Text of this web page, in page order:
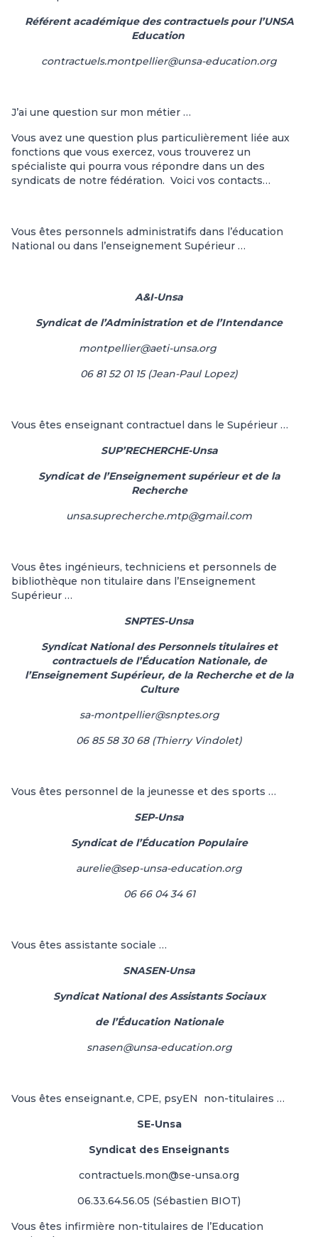
Référent académique des contractuels pour l’UNSA
Education
contractuels.montpellier@unsa-education.org
J’ai une question sur mon métier …
Vous avez une question plus particulièrement liée aux
fonctions que vous exercez, vous trouverez un
spécialiste qui pourra vous répondre dans un des
syndicats de notre fédération. Voici vos contacts…
Vous êtes personnels administratifs dans l’éducation
National ou dans l’enseignement Supérieur …
A&I-Unsa
Syndicat de l’Administration et de l’Intendance
montpellier@aeti-unsa.org
06 81 52 01 15 (Jean-Paul Lopez)
Vous êtes enseignant contractuel dans le Supérieur …
SUP’RECHERCHE-Unsa
Syndicat de l’Enseignement supérieur et de la
Recherche
unsa.suprecherche.mtp@gmail.com
Vous êtes ingénieurs, techniciens et personnels de
bibliothèque non titulaire dans l’Enseignement
Supérieur …
SNPTES-Unsa
Syndicat National des Personnels titulaires et
contractuels de l’Éducation Nationale, de
l’Enseignement Supérieur, de la Recherche et de la
Culture
sa-montpellier@snptes.org
06 85 58 30 68 (Thierry Vindolet)
Vous êtes personnel de la jeunesse et des sports …
SEP-Unsa
Syndicat de l’Éducation Populaire
aurelie@sep-unsa-education.org
06 66 04 34 61
Vous êtes assistante sociale …
SNASEN-Unsa
Syndicat National des Assistants Sociaux
de l’Éducation Nationale
snasen@unsa-education.org
Vous êtes enseignant.e, CPE, psyEN non-titulaires …
SE-Unsa
Syndicat des Enseignants
contractuels.mon@se-unsa.org
06.33.64.56.05 (Sébastien BIOT)
Vous êtes infirmière non-titulaires de l’Education